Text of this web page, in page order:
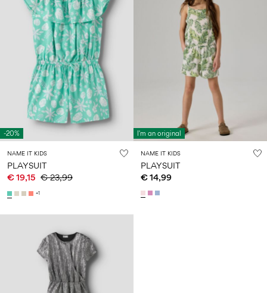
-20%
NAME IT KIDS
PLAYSUIT
€ 19,15 € 23,99
+1
I'm an original
NAME IT KIDS
PLAYSUIT
€ 14,99